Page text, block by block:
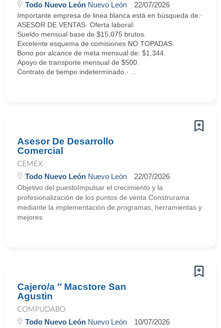
Todo Nuevo León Nuevo León 22/07/2026
Importante empresa de linea blanca está en búsqueda de:·
ASESOR DE VENTAS· Oferta laboral:
Sueldo mensual base de $15,075 brutos.
Excelente esquema de comisiones NO TOPADAS.
Bono por alcance de meta mensual de: $1,344.
Apoyo de transporte mensual de $500.
Contrato de tiempo indeterminado.· ...
Asesor De Desarrollo
Comercial
CEMEX
Todo Nuevo León Nuevo León 22/07/2026
Objetivo del puestoImpulsar el crecimiento y la
profesionalización de los puntos de venta Construrama
mediante la implementación de programas, herramientas y
mejores
Cajero/a ″ Macstore San
Agustin
COMPUDABO
Todo Nuevo León Nuevo León 10/07/2026